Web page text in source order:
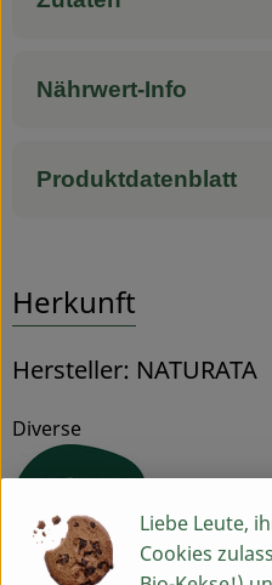
Nährwert-Info
Produktdatenblatt
Herkunft
Hersteller: NATURATA
Diverse
Naturata AG
Liebe Leute,
Cookies